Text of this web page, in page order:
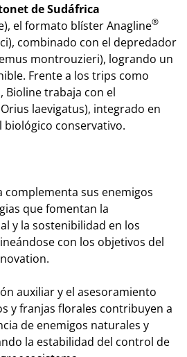
de Sudáfrica
), el formato blíster Anagline®
, combinado con el depredador
montrouzieri), logrando un
Frente a los trips como
, Bioline trabaja con el
Orius laevigatus), integrado en
conservativo.
complementa sus enemigos
que fomentan la
y la sostenibilidad en los
con los objetivos del
auxiliar y el asesoramiento
y franjas florales contribuyen a
de enemigos naturales y
la estabilidad del control de